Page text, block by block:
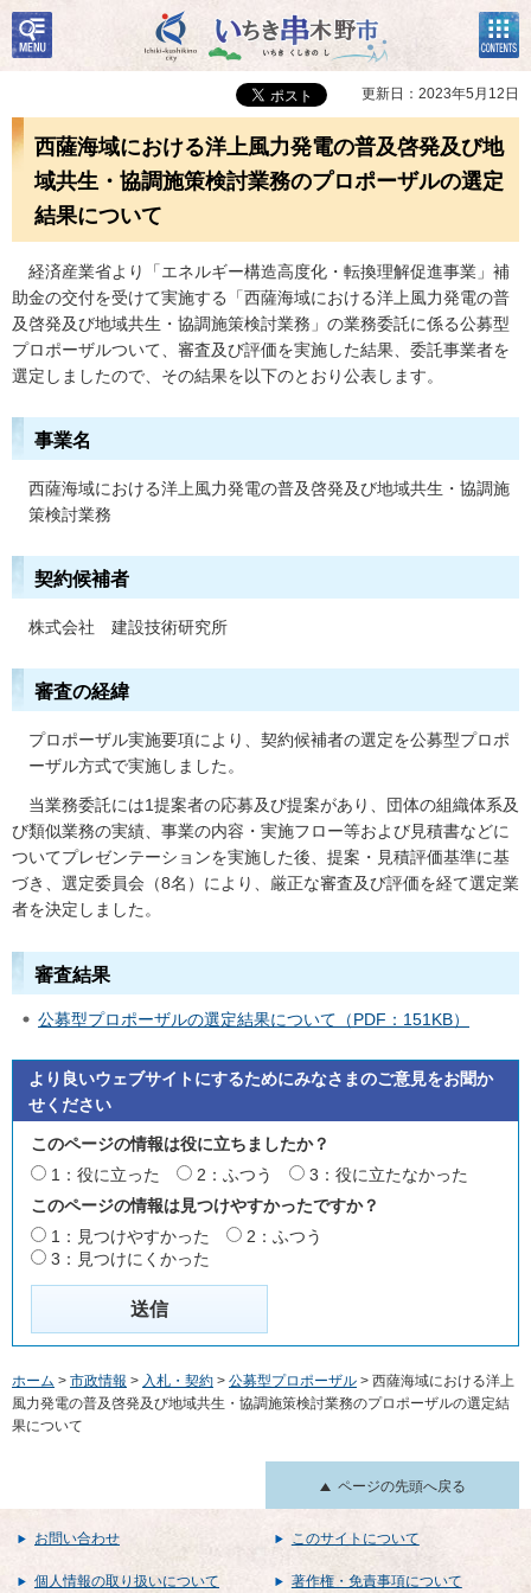
いちき串木野市
検
索・
共通
コン
テン
ツメ
ニュ
更新日：2023年5月12日
西薩海域における洋上風力発電の普及啓発及び地
域共生・協調施策検討業務のプロポーザルの選定
結果について
経済産業省より「エネルギー構造高度化・転換理解促進事業」補
助金の交付を受けて実施する「西薩海域における洋上風力発電の普
及啓発及び地域共生・協調施策検討業務」の業務委託に係る公募型
プロポーザルついて、審査及び評価を実施した結果、委託事業者を
選定しましたので、その結果を以下のとおり公表します。
事業名
西薩海域における洋上風力発電の普及啓発及び地域共生・協調施
策検討業務
契約候補者
株式会社 建設技術研究所
審査の経緯
プロポーザル実施要項により、契約候補者の選定を公募型プロポ
ーザル方式で実施しました。
当業務委託には1提案者の応募及び提案があり、団体の組織体系及
び類似業務の実績、事業の内容・実施フロー等および見積書などに
ついてプレゼンテーションを実施した後、提案・見積評価基準に基
づき、選定委員会（8名）により、厳正な審査及び評価を経て選定業
者を決定しました。
審査結果
公募型プロポーザルの選定結果について（PDF：151KB）
より良いウェブサイトにするためにみなさまのご意見をお聞か
せください
このページの情報は役に立ちましたか？
1：役に立った
2：ふつう
3：役に立たなかった
このページの情報は見つけやすかったですか？
1：見つけやすかった
2：ふつう
3：見つけにくかった
ホーム > 市政情報 > 入札・契約 > 公募型プロポーザル > 西薩海域における洋上
風力発電の普及啓発及び地域共生・協調施策検討業務のプロポーザルの選定結
果について
ページの先頭へ戻る
お問い合わせ このサイトについて
個人情報の取り扱いについて 著作権・免責事項について